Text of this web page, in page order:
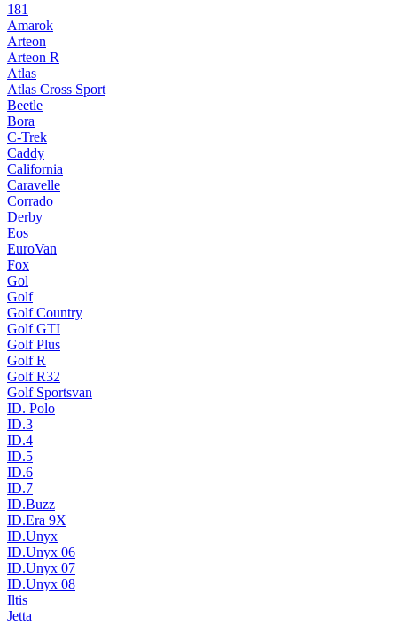
181
Amarok
Arteon
Arteon R
Atlas
Atlas Cross Sport
Beetle
Bora
C-Trek
Caddy
California
Caravelle
Corrado
Derby
Eos
EuroVan
Fox
Gol
Golf
Golf Country
Golf GTI
Golf Plus
Golf R
Golf R32
Golf Sportsvan
ID. Polo
ID.3
ID.4
ID.5
ID.6
ID.7
ID.Buzz
ID.Era 9X
ID.Unyx
ID.Unyx 06
ID.Unyx 07
ID.Unyx 08
Iltis
Jetta